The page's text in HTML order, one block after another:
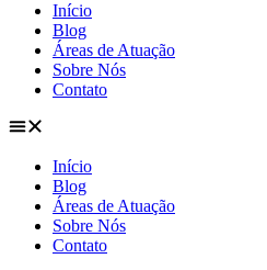
Início
Blog
Áreas de Atuação
Sobre Nós
Contato
Início
Blog
Áreas de Atuação
Sobre Nós
Contato